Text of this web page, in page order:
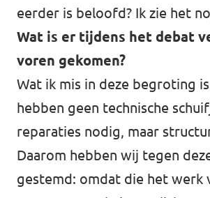
eerder is beloofd? Ik zie het
Wat is er tijdens het debat
voren gekomen?
Wat ik mis in deze begroting
hebben geen technische
reparaties nodig, maar
Daarom hebben wij tegen
gestemd: omdat die het werk